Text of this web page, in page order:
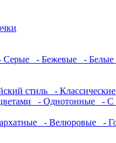
Серые - Бежевые - Белые
стиль - Классические
- Однотонные - С
- Велюровые -